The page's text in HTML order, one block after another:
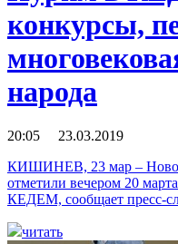
конкурсы,
народа
20:05 23.03.2019
КИШИНЕВ, 23 мар –
отметили вечером 20
КЕДЕМ, сообщает
читать